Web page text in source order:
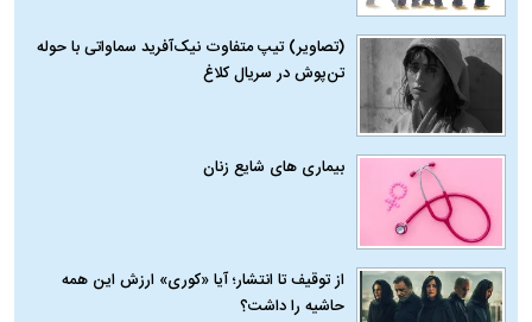
(تصاویر) تیپ متفاوت نیک‌آفرید سماواتی با حوله
تن‌پوش در سریال کلاغ
بیماری‌ های شایع زنان
از توقیف تا انتشار؛ آیا «کوری» ارزش این همه
حاشیه را داشت؟